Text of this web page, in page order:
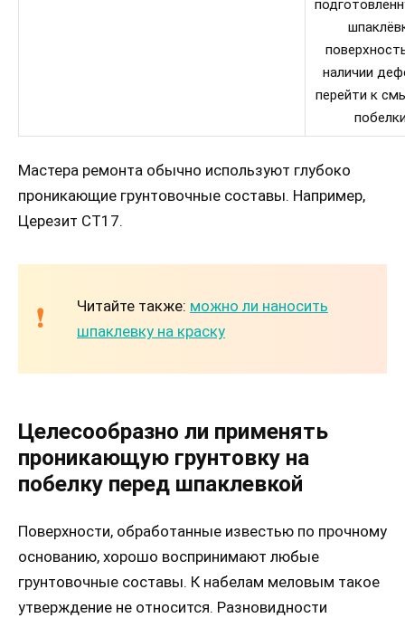
наличии
перейти к
Мастера ремонта обычно используют глубоко
проникающие грунтовочные составы. Например,
Церезит СТ17.
Читайте также: можно ли наносить
шпаклевку на краску
Целесообразно ли применять
проникающую грунтовку на
побелку перед шпаклевкой
Поверхности, обработанные известью по прочному
основанию, хорошо воспринимают любые
грунтовочные составы. К набелам меловым такое
утверждение не относится. Разновидности